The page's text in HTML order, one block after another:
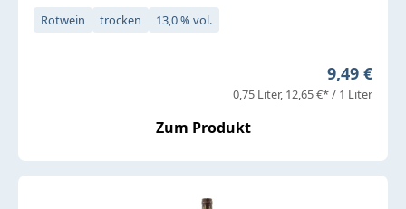
Rotwein trocken 13,0 % vol.
Regulärer
9,49 €
0,75 Liter 12,65 €* / 1 Liter
Zum Produkt